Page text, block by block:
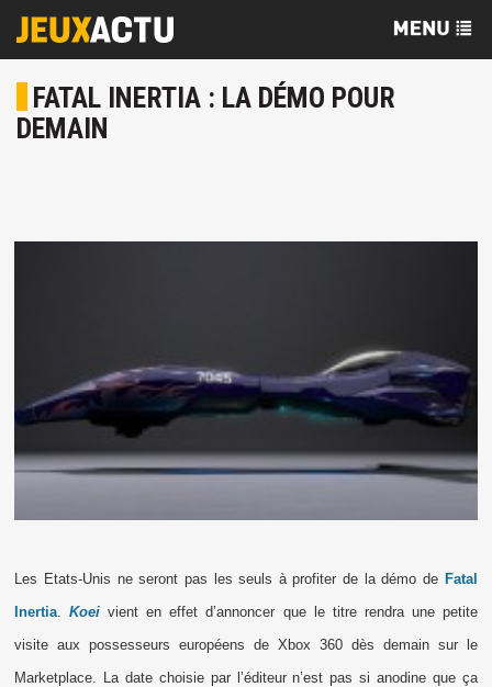
FATAL INERTIA : LA DÉMO POUR
DEMAIN
Les Etats-Unis ne seront pas les seuls à profiter de la démo de Fatal
Inertia .Koei vient en effet d’annoncer que le titre rendra une petite
visite aux possesseurs européens de Xbox 360 dès demain sur le
Marketplace. La date choisie par l’éditeur n’est pas si anodine que ça